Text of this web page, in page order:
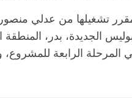
تشغيلها من عدلي
الجديدة، بدر،
المرحلة الرابعة
(بروفايل)
نور فرحات فقيه
الوطن وانحاز